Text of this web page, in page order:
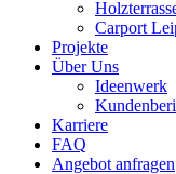
Carport
Projekte
Über Uns
Ideenwerk
Karriere
FAQ
Angebot anfragen